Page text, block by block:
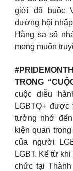
giới đã buộc
đường hội
Hằng sa số
mong muốn
TRONG
cuộc diễu
LGBTQ+
tưởng nhớ
kiện quan
của người
LGBT. Kể từ
chức tại